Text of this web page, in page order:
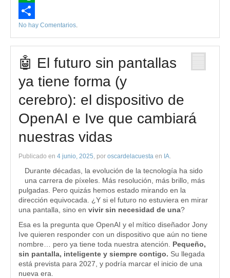
Evernote
Compartir
No hay Comentarios
🤖 El futuro sin pantallas
ya tiene forma (y
cerebro): el dispositivo de
OpenAI e Ive que cambiará
nuestras vidas
Publicado en 4 junio, 2025 , por oscardelacuesta en IA
Durante décadas, la evolución de la tecnología ha sido
una carrera de píxeles. Más resolución, más brillo, más
pulgadas. Pero quizás hemos estado mirando en la
dirección equivocada. ¿Y si el futuro no estuviera en mirar
una pantalla, sino en vivir sin necesidad de una?
Esa es la pregunta que OpenAI y el mítico diseñador Jony
Ive quieren responder con un dispositivo que aún no tiene
nombre… pero ya tiene toda nuestra atención. Pequeño,
sin pantalla, inteligente y siempre contigo. Su llegada
está prevista para 2027, y podría marcar el inicio de una
nueva era.